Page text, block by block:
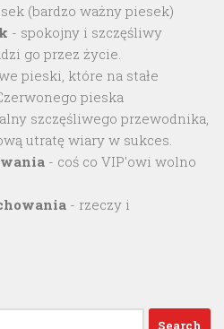
(bardzo ważny piesek)
- spokojny i szczęśliwy
go przez życie.
pieski, które na stałe
pieska
szczęśliwego przewodnika,
utratę wiary w sukces.
- coś co VIP'owi wolno
- rzeczy i